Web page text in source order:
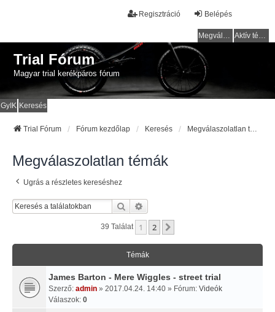
Belépés
Regisztráció
Megválaszolatlan témák Aktív témák
Trial Fórum
Magyar trial kerékpáros fórum
GyIK Keresés
Trial Fórum Fórum kezdőlap Keresés
Megválaszolatlan témák
Ugrás a részletes kereséshez
Keresés
39 Találat 1 2
Témák
James Barton - Mere Wiggles - street trial
Szerző: admin » 2017.04.24. 14:40 » Fórum: Videók
Válaszok: 0